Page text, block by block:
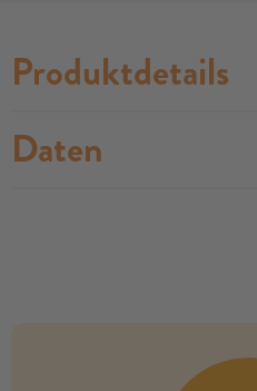
Produktdetails
Daten